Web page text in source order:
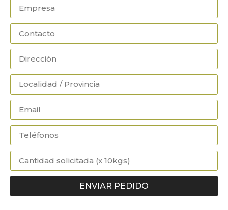
ENVIAR PEDIDO